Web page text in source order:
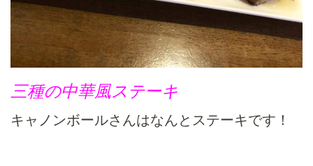
三種の中華風ステーキ
キャノンボールさんはなんとステーキです！